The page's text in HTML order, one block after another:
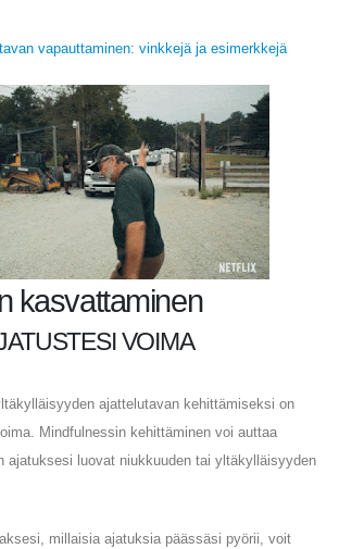
vapauttaminen: vinkkejä ja esimerkkejä
kasvattaminen
VOIMA
ajattelutavan kehittämiseksi on
Mindfulnessin kehittäminen voi auttaa
ajatuksesi luovat niukkuuden tai yltäkylläisyyden
millaisia ​​ajatuksia päässäsi pyörii, voit